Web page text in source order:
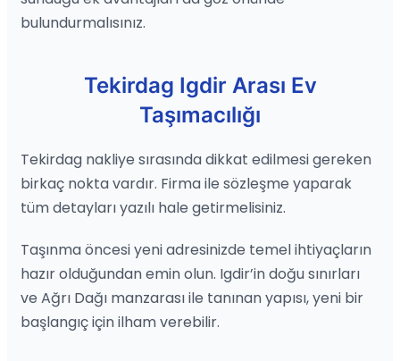
bulundurmalısınız.
Tekirdag Igdir Arası Ev
Taşımacılığı
Tekirdag nakliye sırasında dikkat edilmesi gereken
birkaç nokta vardır. Firma ile sözleşme yaparak
tüm detayları yazılı hale getirmelisiniz.
Taşınma öncesi yeni adresinizde temel ihtiyaçların
hazır olduğundan emin olun. Igdir’in doğu sınırları
ve Ağrı Dağı manzarası ile tanınan yapısı, yeni bir
başlangıç için ilham verebilir.